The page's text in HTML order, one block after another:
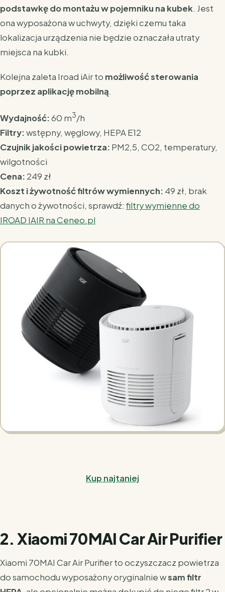
podstawkę do montażu w pojemniku na kubek. Jest
ona wyposażona w uchwyty, dzięki czemu taka
lokalizacja urządzenia nie będzie oznaczała utraty
miejsca na kubki.
Kolejna zaleta Iroad iAir to możliwość sterowania
poprzez aplikację mobilną.
Wydajność:60 m3/h
Filtry:wstępny, węglowy, HEPA E12
Czujnik jakości powietrza: PM2,5, CO2, temperatury,
wilgotności
Cena: 249 zł
Koszt i żywotność filtrów wymiennych: 49 zł, brak
danych o żywotności, sprawdź: filtry wymienne do
IROAD IAIR na Ceneo.pl
Kup najtaniej
2. Xiaomi 70MAI Car Air Purifier
Xiaomi 70MAI Car Air Purifier to oczyszczacz powietrza
do samochodu wyposażony oryginalnie wsam filtr